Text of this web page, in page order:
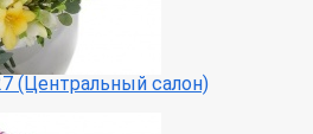
(Центральный салон)